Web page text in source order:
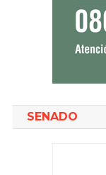
SENADO